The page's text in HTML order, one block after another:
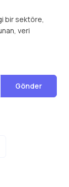
bir sektöre,
veri
Gönder